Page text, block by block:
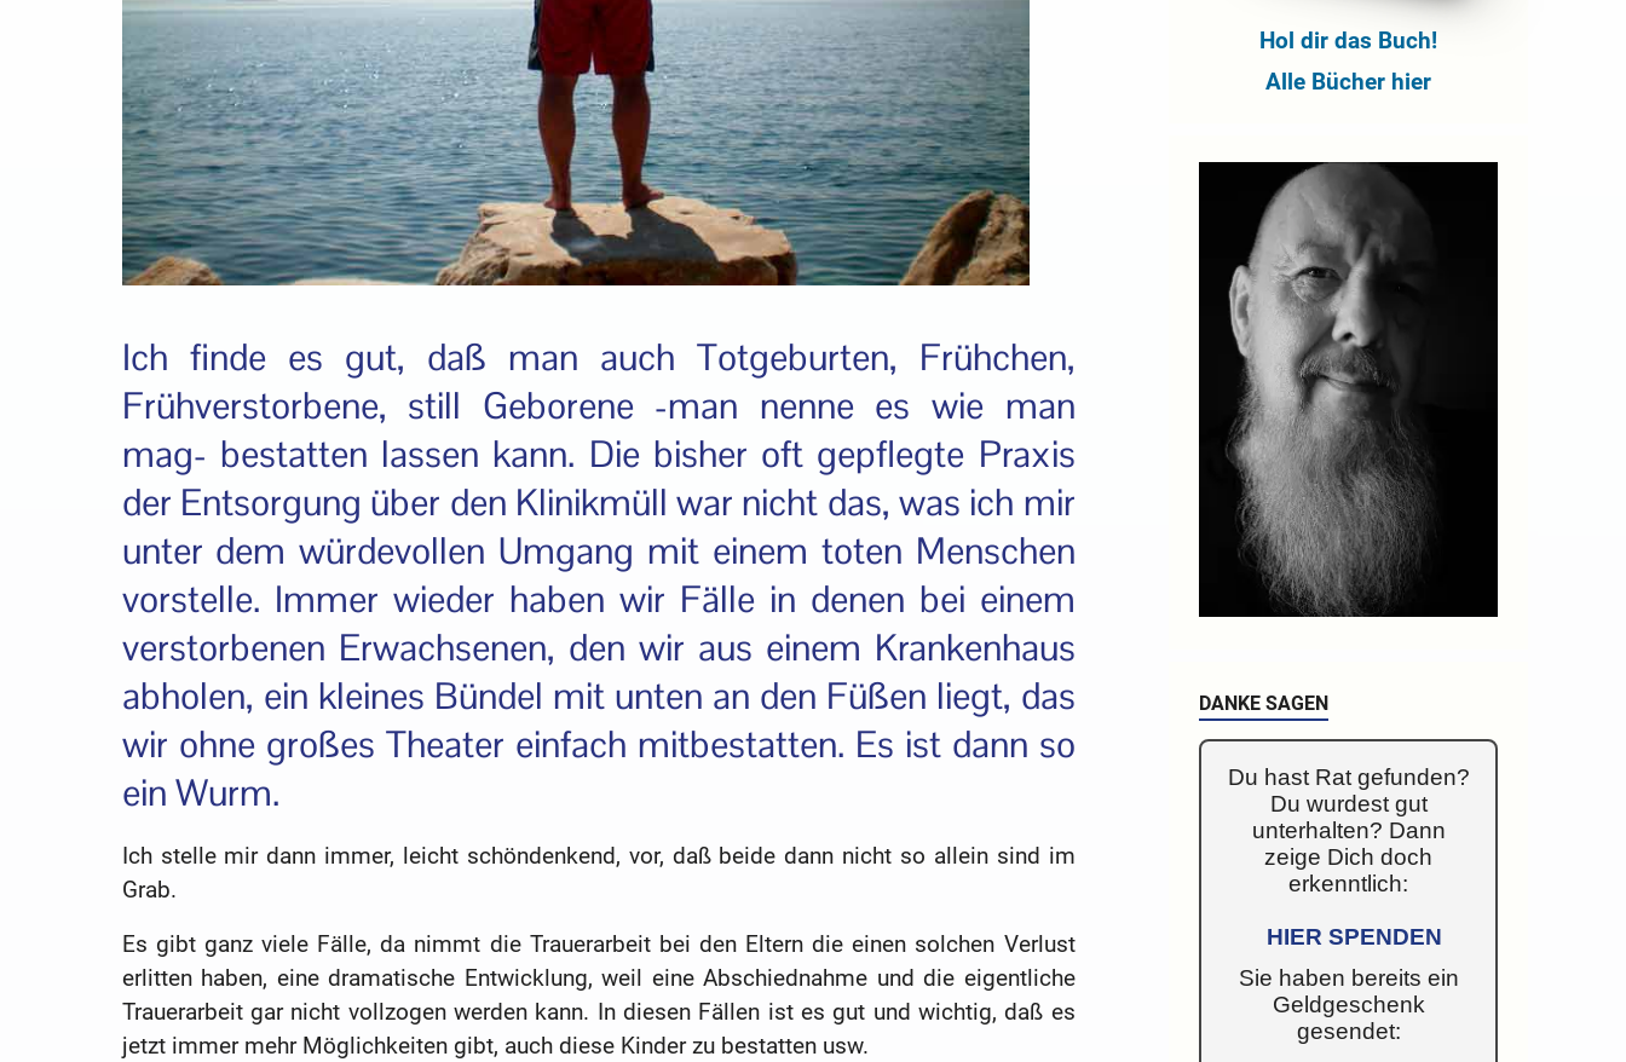
Ich finde es gut, daß man auch Totgeburten, Frühchen,
Frühverstorbene, still Geborene -man nenne es wie man
mag- bestatten lassen kann. Die bisher oft gepflegte Praxis
der Entsorgung über den Klinikmüll war nicht das, was ich mir
unter dem würdevollen Umgang mit einem toten Menschen
vorstelle. Immer wieder haben wir Fälle in denen bei einem
verstorbenen Erwachsenen, den wir aus einem Krankenhaus
abholen, ein kleines Bündel mit unten an den Füßen liegt, das
wir ohne großes Theater einfach mitbestatten. Es ist dann so
ein Wurm.
Ich stelle mir dann immer, leicht schöndenkend, vor, daß beide dann nicht so allein sind im
Grab.
Es gibt ganz viele Fälle, da nimmt die Trauerarbeit bei den Eltern die einen solchen Verlust
erlitten haben, eine dramatische Entwicklung, weil eine Abschiednahme und die eigentliche
Trauerarbeit gar nicht vollzogen werden kann. In diesen Fällen ist es gut und wichtig, daß es
jetzt immer mehr Möglichkeiten gibt, auch diese Kinder zu bestatten usw.
Hol dir das Buch!
Alle Bücher hier
DANKE SAGEN
Du hast Rat gefunden?
Du wurdest gut
unterhalten? Dann
zeige Dich doch
erkenntlich:
HIER SPENDEN
Sie haben bereits ein
Geldgeschenk
gesendet: